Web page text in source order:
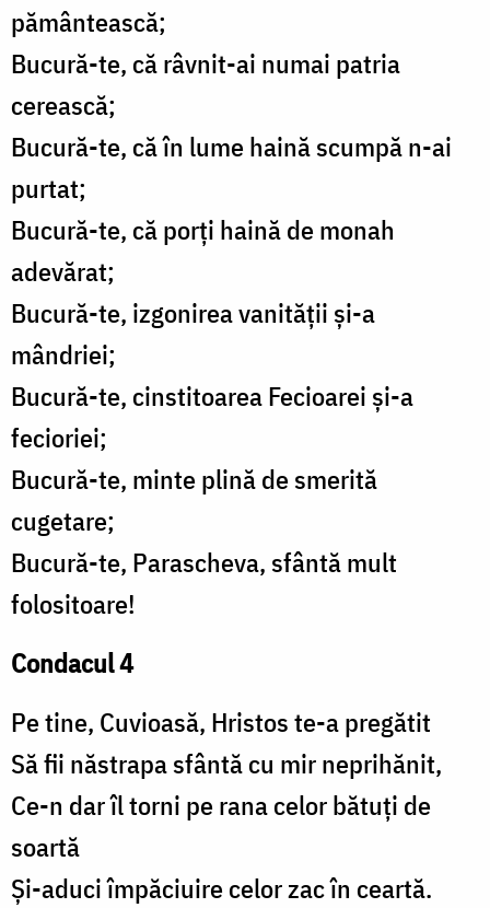
pământească;
Bucură-te, că râvnit-ai numai patria
cerească;
Bucură-te, că în lume haină scumpă n-ai
purtat;
Bucură-te, că porți haină de monah
adevărat;
Bucură-te, izgonirea vanității și-a
mândriei;
Bucură-te, cinstitoarea Fecioarei și-a
fecioriei;
Bucură-te, minte plină de smerită
cugetare;
Bucură-te, Parascheva, sfântă mult
folositoare!
Condacul 4
Pe tine, Cuvioasă, Hristos te-a pregătit
Să fii năstrapa sfântă cu mir neprihănit,
Ce-n dar îl torni pe rana celor bătuți de
soartă
Și-aduci împăciuire celor zac în ceartă.